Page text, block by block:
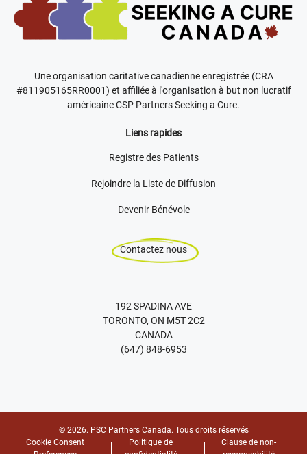
Une organisation caritative canadienne enregistrée (CRA
#811905165RR0001) et affiliée à l'organisation à but non lucratif
américaine CSP Partners Seeking a Cure.
Liens rapides
Registre des Patients
Rejoindre la Liste de Diffusion
Devenir Bénévole
Contactez nous
192 SPADINA AVE
TORONTO, ON M5T 2C2
CANADA
(647) 848-6953
© 2026. PSC Partners Canada. Tous droits réservés
Cookie Consent
Politique de
Clause de non-